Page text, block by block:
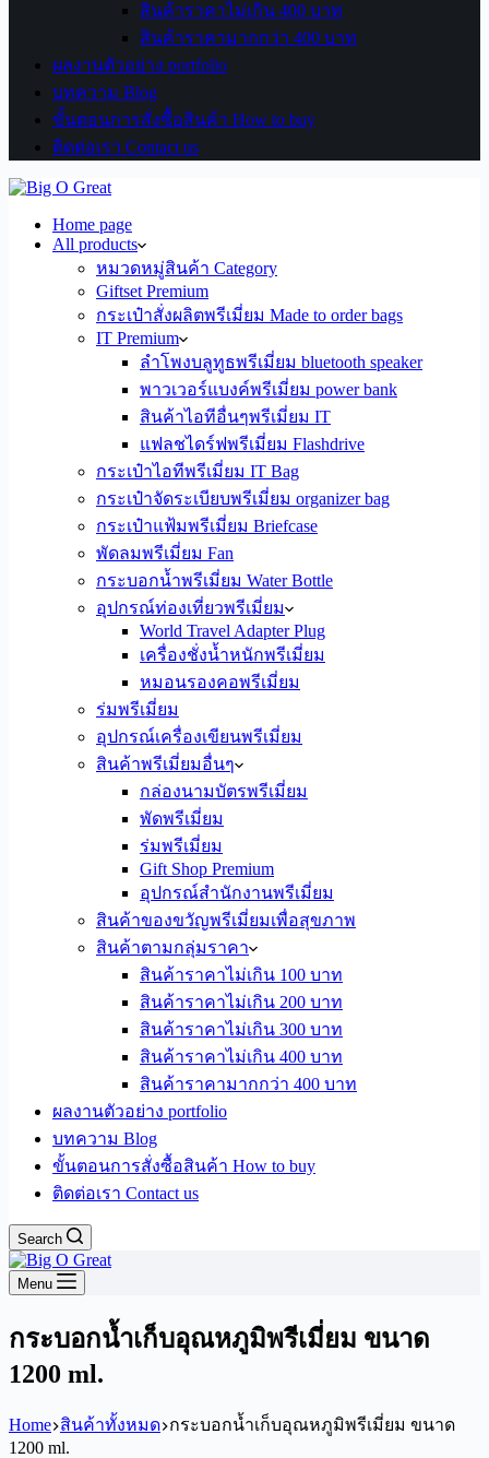
สินค้าราคาไม่เกิน 400 บาท
สินค้าราคามากกว่า 400 บาท
ผลงานตัวอย่าง portfolio
บทความ Blog
ขั้นตอนการสั่งซื้อสินค้า How to buy
ติดต่อเรา Contact us
Home page
All products
หมวดหมู่สินค้า Category
Giftset Premium
กระเป๋าสั่งผลิตพรีเมี่ยม Made to order bags
IT Premium
ลำโพงบลูทูธพรีเมี่ยม bluetooth speaker
พาวเวอร์แบงค์พรีเมี่ยม power bank
สินค้าไอทีอื่นๆพรีเมี่ยม IT
แฟลชไดร์ฟพรีเมี่ยม Flashdrive
กระเป๋าไอทีพรีเมี่ยม IT Bag
กระเป๋าจัดระเบียบพรีเมี่ยม organizer bag
กระเป๋าแฟ้มพรีเมี่ยม Briefcase
พัดลมพรีเมี่ยม Fan
กระบอกน้ำพรีเมี่ยม Water Bottle
อุปกรณ์ท่องเที่ยวพรีเมี่ยม
World Travel Adapter Plug
เครื่องชั่งน้ำหนักพรีเมี่ยม
หมอนรองคอพรีเมี่ยม
ร่มพรีเมี่ยม
อุปกรณ์เครื่องเขียนพรีเมี่ยม
สินค้าพรีเมี่ยมอื่นๆ
กล่องนามบัตรพรีเมี่ยม
พัดพรีเมี่ยม
ร่มพรีเมี่ยม
Gift Shop Premium
อุปกรณ์สำนักงานพรีเมี่ยม
สินค้าของขวัญพรีเมี่ยมเพื่อสุขภาพ
สินค้าตามกลุ่มราคา
สินค้าราคาไม่เกิน 100 บาท
สินค้าราคาไม่เกิน 200 บาท
สินค้าราคาไม่เกิน 300 บาท
สินค้าราคาไม่เกิน 400 บาท
สินค้าราคามากกว่า 400 บาท
ผลงานตัวอย่าง portfolio
บทความ Blog
ขั้นตอนการสั่งซื้อสินค้า How to buy
ติดต่อเรา Contact us
Search
Menu
กระบอกน้ำเก็บอุณหภูมิพรีเมี่ยม ขนาด
1200 ml.
Home สินค้าทั้งหมด กระบอกน้ำเก็บอุณหภูมิพรีเมี่ยม ขนาด
1200 ml.